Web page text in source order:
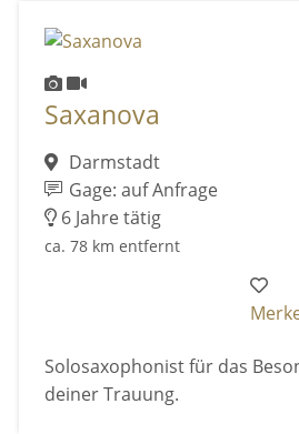
Saxanova
Darmstadt
Gage: auf Anfrage
6 Jahre tätig
ca. 78 km entfernt
Solosaxophonist für das
deiner Trauung.